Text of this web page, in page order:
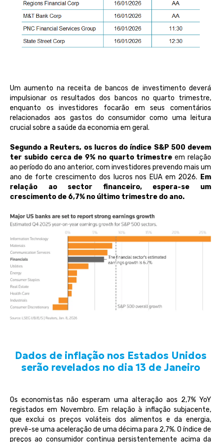
Um aumento na receita de bancos de investimento deverá
impulsionar os resultados dos bancos no quarto trimestre,
enquanto os investidores focarão em seus comentários
relacionados aos gastos do consumidor como uma leitura
crucial sobre a saúde da economia em geral.
Segundo a Reuters, os lucros do índice S&P 500 devem
ter subido cerca de 9% no quarto trimestreem relação
ao período do ano anterior, com investidores prevendo mais um
ano de forte crescimento dos lucros nos EUA em 2026. Em
relação ao sector financeiro, espera-se um
crescimento de 6,7% no último trimestre do ano.
Dados de inflação nos Estados Unidos
serão revelados no dia 13 de Janeiro
Os economistas não esperam uma alteração aos 2,7% YoY
registados em Novembro. Em relação à inflação subjacente,
que exclui os preços voláteis dos alimentos e da energia,
prevê-se uma aceleração de uma décima para 2,7%. O índice de
preços ao consumidor continua persistentemente acima da